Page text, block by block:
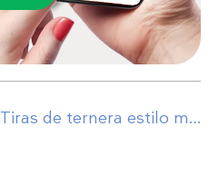
Tiras de ternera estilo mexicano con ensalada y guacamole